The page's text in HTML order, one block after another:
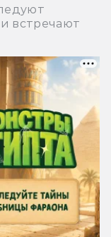
встречают